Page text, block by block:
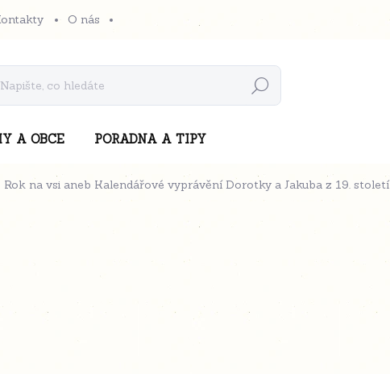
O nás
Hledat
A OBCE PORADNA A TIPY
Rok na vsi aneb Kalendářové vyprávění Dorotky a Jakuba z 19. století